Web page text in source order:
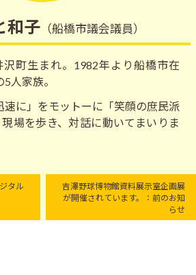
和子（船橋市議会議員）
沢町生まれ。1982年より船橋市在
人家族。
速に」をモットーに「笑顔の庶民派
場を歩き、対話に動いてまいりま
タル
吉澤野球博物館資料展示室企画展
が開催されています。：前のお知
らせ